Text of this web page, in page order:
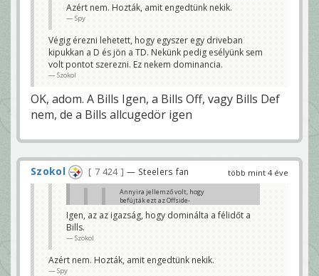
ot....ugyan...
Nagyobb baj, hogy most
lendületben vannak. Szünetre
10 pont hátrány sok lenne.
Szokol
Klemó
Igen, az az igazság, hogy dominálta a félidőt a Bills.
Azért nem. Hozták, amit engedtünk nekik.
Spy
Végig érezni lehetett, hogy egyszer egy driveban
kipukkan a D és jön a TD. Nekünk pedig esélyünk sem
volt pontot szerezni. Ez nekem dominancia.
Szokol
OK, adom. A Bills Igen, a Bills Off, vagy Bills Def
nem, de a Bills allcugedör igen
több mint 4 éve
Szokol 7 424 — Steelers fan
Annyira jellemző volt, hogy
befújták ezt az Offside-
Klemó
Szokol
Igen, az az igazság, hogy dominálta a félidőt a
Bills.
Szokol
Azért nem. Hozták, amit engedtünk nekik.
Spy